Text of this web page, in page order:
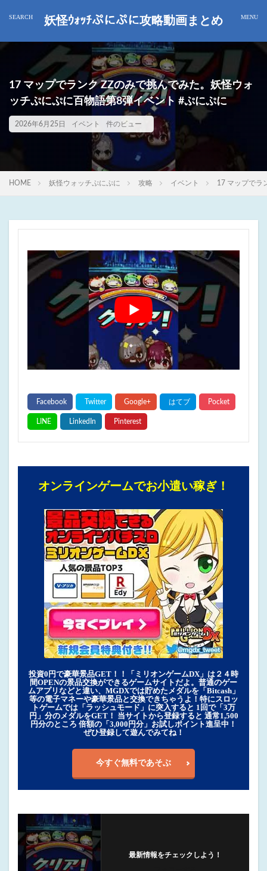
妖怪ｳｫｯﾁぷにぷに攻略動画まとめ
17 マップでランク ZZのみで挑んでみた。妖怪ウォ
ッチぷにぷに百物語第8弾イベント #ぷにぷに
2026年6月25日 イベント 件のビュー
HOME 妖怪ウォッチぷにぷに 攻略 イベント 17 マップでラ
オンラインゲームでお小遣い稼ぎ！
投資0円で豪華景品GET！！「ミリオンゲームDX」は２４時
間OPENの景品交換ができるゲームサイトだよ。普通のゲー
ムアプリなどと違い、MGDXでは貯めたメダルを「Bitcash」
等の電子マネーや豪華景品と交換できちゃうよ！特にスロッ
トゲームでは「ラッシュモード」に突入すると 1回で「3万
円」分のメダルをGET！ 当サイトから登録すると 通常1,500
円分のところ 倍額の「3,000円分」お試しポイント進呈中！
ぜひ登録して遊んでみてね！
今すぐ無料であそぶ
最新情報をチェックしよう！